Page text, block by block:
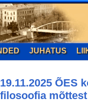
JUHATUS
19.11.2025 ÕES
filosoofia